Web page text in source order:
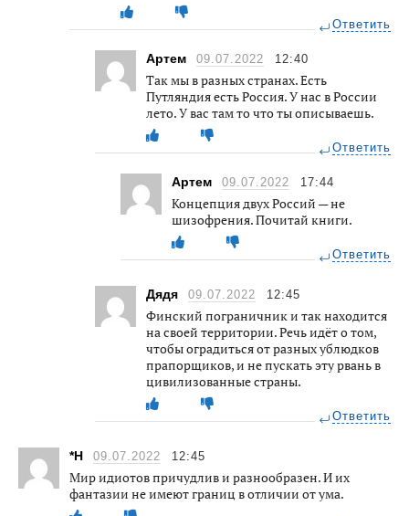
Ответить
Артем 09.07.2022 12:40
Так мы в разных странах. Есть
Путляндия есть Россия. У нас в России
лето. У вас там то что ты описываешь.
Ответить
Артем 09.07.2022 17:44
Концепция двух Россий — не
шизофрения. Почитай книги.
Ответить
Дядя 09.07.2022 12:45
Финский пограничник и так находится
на своей территории. Речь идёт о том,
чтобы оградиться от разных ублюдков
прапорщиков, и не пускать эту рвань в
цивилизованные страны.
Ответить
*Н 09.07.2022 12:45
Мир идиотов причудлив и разнообразен. И их
фантазии не имеют границ в отличии от ума.